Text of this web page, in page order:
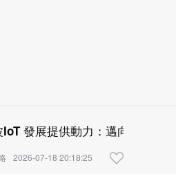
發展提供動力：邁向後電池
2026-07-18 20:18:25